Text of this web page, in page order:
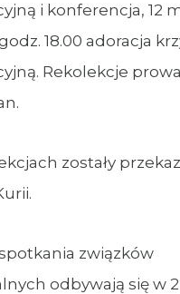
i konferencja, 12
18.00 adoracja
Rekolekcje
zostały
związków
odbywają się w 2